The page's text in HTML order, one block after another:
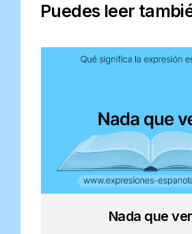
Puedes leer
Nada que ver